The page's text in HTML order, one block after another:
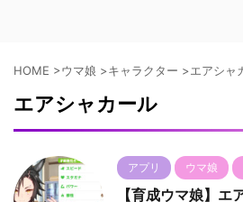
HOME >ウマ娘 >キャラクター >エアシャ
エアシャカール
アプリ ウマ娘
【育成ウマ娘】エ